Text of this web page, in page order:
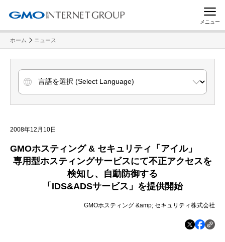
メニュー
ホーム ニュース
2008年12月10日
GMOホスティング& セキュリティ「アイル」
専用型ホスティングサービスにて不正アクセスを
検知し、自動防御する
「 IDS&ADSサービス」を提供開始
GMOホスティング &amp; セキュリティ株式会社